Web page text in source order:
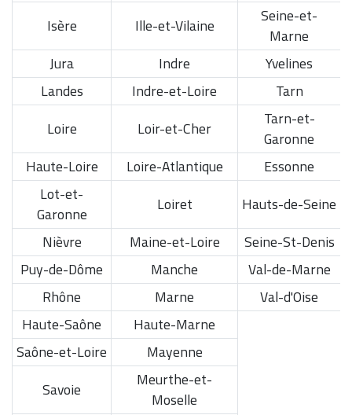
Isère
Ille-et-Vilaine
Seine-et-
Marne
Jura
Indre
Yvelines
Landes
Indre-et-Loire
Tarn
Loire
Loir-et-Cher
Tarn-et-
Garonne
Haute-Loire
Loire-Atlantique
Essonne
Lot-et-
Garonne
Loiret
Hauts-de-Seine
Nièvre
Maine-et-Loire
Seine-St-Denis
Puy-de-Dôme
Manche
Val-de-Marne
Rhône
Marne
Val-d'Oise
Haute-Saône
Haute-Marne
Saône-et-Loire
Mayenne
Savoie
Meurthe-et-
Moselle